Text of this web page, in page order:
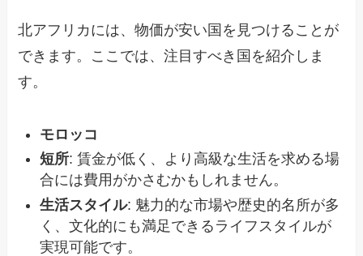
北アフリカには、物価が安い国を見つけることが
できます。ここでは、注目すべき国を紹介しま
す。
モロッコ
短所: 賃金が低く、より高級な生活を求める場
合には費用がかさむかもしれません。
生活スタイル: 魅力的な市場や歴史的名所が多
く、文化的にも満足できるライフスタイルが
実現可能です。